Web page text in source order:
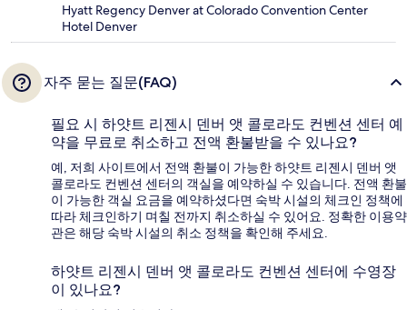
Hyatt Regency Denver at Colorado Convention Center
Hotel Denver
자주 묻는 질문(FAQ)
필요 시 하얏트 리젠시 덴버 앳 콜로라도 컨벤션 센터 예
약을 무료로 취소하고 전액 환불받을 수 있나요?
예, 저희 사이트에서 전액 환불이 가능한 하얏트 리젠시 덴버 앳
콜로라도 컨벤션 센터의 객실을 예약하실 수 있습니다. 전액 환불
이 가능한 객실 요금을 예약하셨다면 숙박 시설의 체크인 정책에
따라 체크인하기 며칠 전까지 취소하실 수 있어요. 정확한 이용약
관은 해당 숙박 시설의 취소 정책을 확인해 주세요.
하얏트 리젠시 덴버 앳 콜로라도 컨벤션 센터에 수영장
이 있나요?